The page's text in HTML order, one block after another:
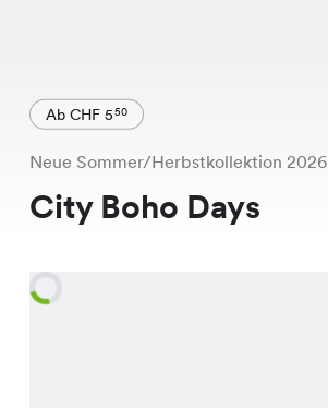
Ab CHF 550
Neue Sommer/Herbstkollektion 2026
City Boho Days